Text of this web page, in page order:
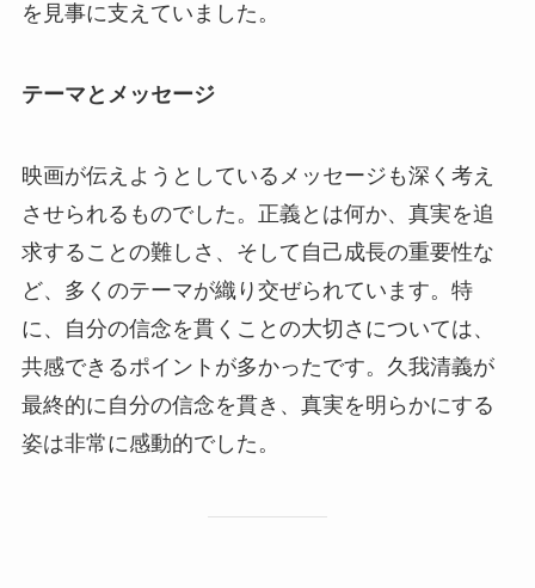
を見事に支えていました。
テーマとメッセージ
映画が伝えようとしているメッセージも深く考え
させられるものでした。正義とは何か、真実を追
求することの難しさ、そして自己成長の重要性な
ど、多くのテーマが織り交ぜられています。特
に、自分の信念を貫くことの大切さについては、
共感できるポイントが多かったです。久我清義が
最終的に自分の信念を貫き、真実を明らかにする
姿は非常に感動的でした。